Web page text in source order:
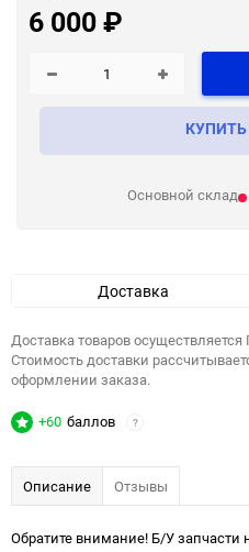
6 000₽
Основной склад
Доставка
Доставка товаров
Стоимость доставки
оформлении заказа.
+60 баллов ?
Описание Отзывы
Обратите внимание! Б/У запчасти